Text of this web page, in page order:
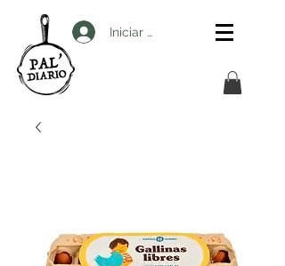
Iniciar sesión